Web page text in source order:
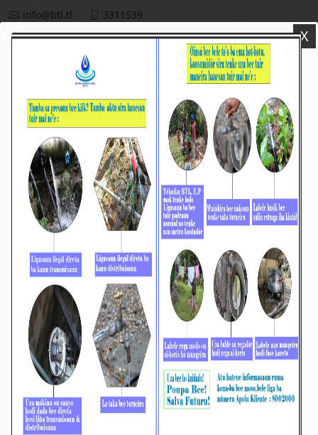
info@btl.tl 3311539
BTL, E.P: DNOE Vizita no Observa Direta ETA
Central iha Bairo-Pité
Média_BTL, E.P February-05-2024
Díli, 05/02/2024, iha loron 02 fulan ne’e, Jestór
no ekipa hosi Departamentu Kontrolu
Kualidade no Ambiente (DCQA, sigla portugés)
X